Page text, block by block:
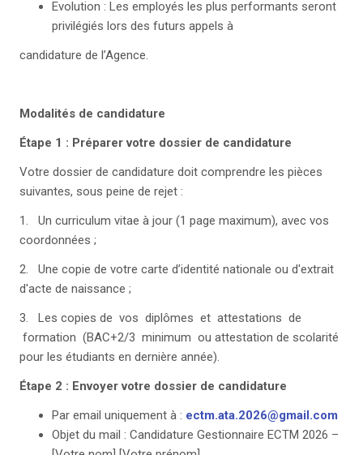
Evolution : Les employés les plus performants seront
privilégiés lors des futurs appels à
candidature de l’Agence.
Modalités de candidature
Étape 1 : Préparer votre dossier de candidature
Votre dossier de candidature doit comprendre les pièces
suivantes, sous peine de rejet :
1. Un curriculum vitae à jour (1 page maximum), avec vos
coordonnées ;
2. Une copie de votre carte d’identité nationale ou d'extrait
d'acte de naissance ;
3. Les copies de vos diplômes et attestations de
formation (BAC+2/3 minimum ou attestation de scolarité
pour les étudiants en dernière année).
Étape 2 : Envoyer votre dossier de candidature
Par email uniquement à : ectm.ata.2026@gmail.com
Objet du mail : Candidature Gestionnaire ECTM 2026 –